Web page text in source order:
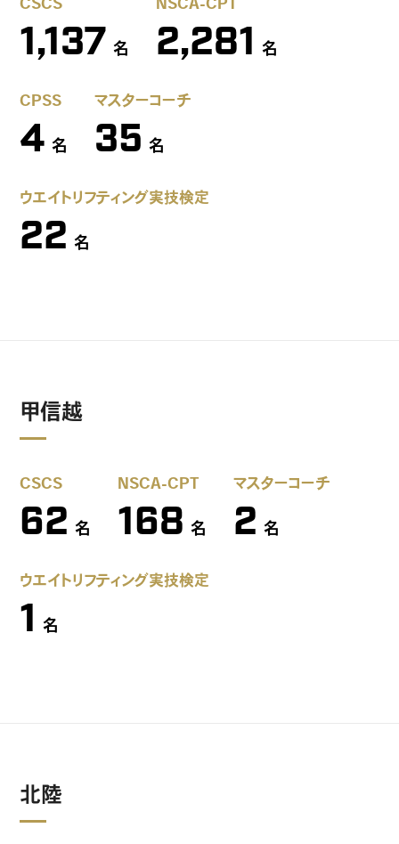
CSCS
1,137 名
NSCA-CPT
2,281 名
CPSS
4 名
マスターコーチ
35 名
ウエイトリフティング実技検定
22 名
甲信越
CSCS
62 名
NSCA-CPT
168 名
マスターコーチ
2 名
ウエイトリフティング実技検定
1 名
北陸